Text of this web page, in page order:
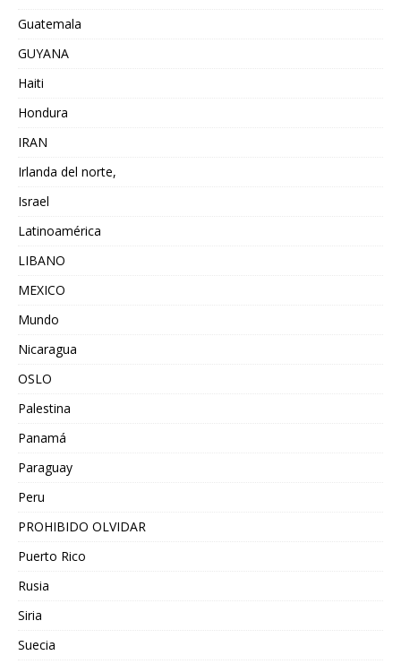
Guatemala
GUYANA
Haiti
Hondura
IRAN
Irlanda del norte,
Israel
Latinoamérica
LIBANO
MEXICO
Mundo
Nicaragua
OSLO
Palestina
Panamá
Paraguay
Peru
PROHIBIDO OLVIDAR
Puerto Rico
Rusia
Siria
Suecia